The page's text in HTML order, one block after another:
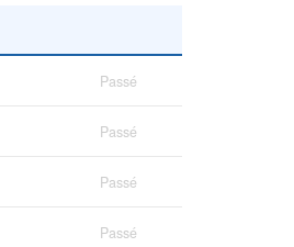
Passé
Passé
Passé
Passé